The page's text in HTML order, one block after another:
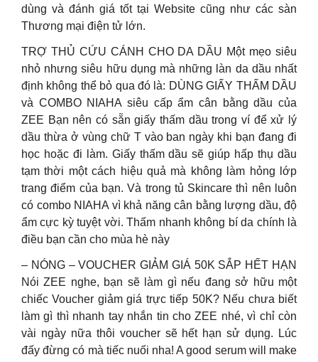
dùng và đánh giá tốt tại Website cũng như các sàn
Thương mại điện tử lớn.
TRỢ THỦ CỨU CÁNH CHO DA DẦU Một mẹo siêu
nhỏ nhưng siêu hữu dụng mà những làn da dầu nhất
định không thể bỏ qua đó là: DÙNG GIẤY THẤM DẦU
và COMBO NIAHA siêu cấp ẩm cân bằng dầu của
ZEE Bạn nên có sẵn giấy thấm dầu trong ví để xử lý
dầu thừa ở vùng chữ T vào ban ngày khi bạn đang đi
học hoặc đi làm. Giấy thấm dầu sẽ giúp hấp thụ dầu
tạm thời một cách hiệu quả mà không làm hỏng lớp
trang điểm của bạn. Và trong tủ Skincare thì nên luôn
có combo NIAHA vì khả năng cân bằng lượng dầu, độ
ẩm cực kỳ tuyệt vời. Thấm nhanh không bí da chính là
điều bạn cần cho mùa hè này
– NÓNG – VOUCHER GIẢM GIÁ 50K SẮP HẾT HẠN
Nói ZEE nghe, bạn sẽ làm gì nếu đang sở hữu một
chiếc Voucher giảm giá trực tiếp 50K? Nếu chưa biết
làm gì thì nhanh tay nhắn tin cho ZEE nhé, vì chỉ còn
vài ngày nữa thôi voucher sẽ hết hạn sử dụng. Lúc
đấy đừng có mà tiếc nuối nha! A good serum will make